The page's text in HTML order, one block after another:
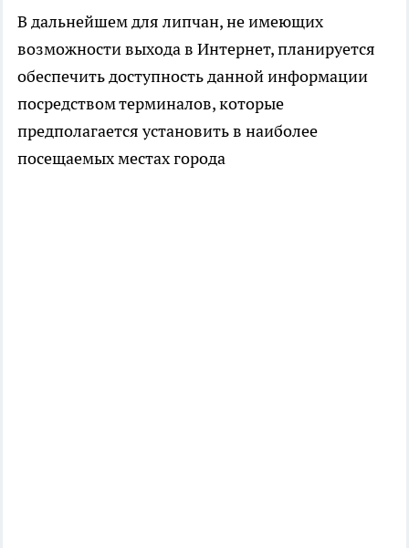
В дальнейшем для липчан, не имеющих
возможности выхода в Интернет, планируется
обеспечить доступность данной информации
посредством терминалов, которые
предполагается установить в наиболее
посещаемых местах города